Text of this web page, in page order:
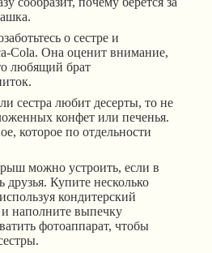
о сестре и
Cola. Она оценит внимание,
любящий брат
сестра любит десерты, то не
конфет или печенья.
которое по отдельности
можно устроить, если в
друзья. Купите несколько
кондитерский
наполните выпечку
фотоаппарат, чтобы